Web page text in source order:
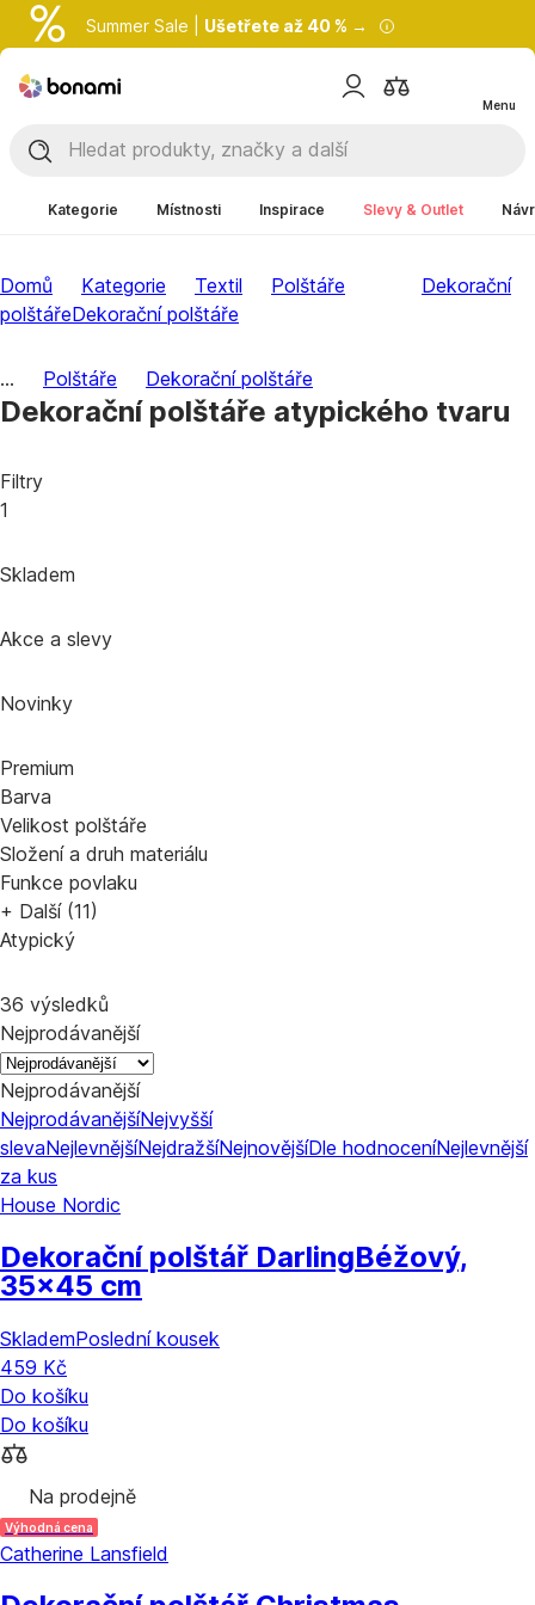
Summer Sale | Ušetřete až 40 % →
Menu
Kategorie Místnosti Inspirace Slevy & Outlet
Domů Kategorie Textil Polštáře
Dekorační
polštářeDekorační polštáře
... Polštáře Dekorační polštáře
Dekorační polštáře atypického tvaru
Filtry
1
Skladem
Akce a slevy
Novinky
Premium
Barva
Velikost polštáře
Složení a druh materiálu
Funkce povlaku
+ Další (11)
Atypický
36 výsledků
Nejprodávanější
Nejprodávanější
NejprodávanějšíNejvyšší
slevaNejlevnějšíNejdražšíNejnovějšíDle hodnoceníNejlevnější
za kus
House Nordic
Dekorační polštář DarlingBéžový,
35x45 cm
SklademPoslední kousek
459 Kč
Do košíku
Do košíku
Na prodejně
Výhodná cena
Catherine Lansfield